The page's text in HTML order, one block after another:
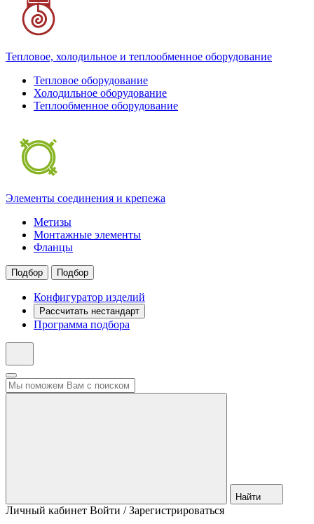
Тепловое, холодильное и теплообменное оборудование
Тепловое оборудование
Холодильное оборудование
Теплообменное оборудование
Элементы соединения и крепежа
Метизы
Монтажные элементы
Фланцы
Подбор Подбор
Конфигуратор изделий
Рассчитать нестандарт
Программа подбора
Найти
Личный кабинет Войти / Зарегистрироваться